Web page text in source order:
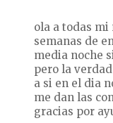
ola a todas mi
semanas de
media noche
pero la
a si en el dia
me dan las
gracias por